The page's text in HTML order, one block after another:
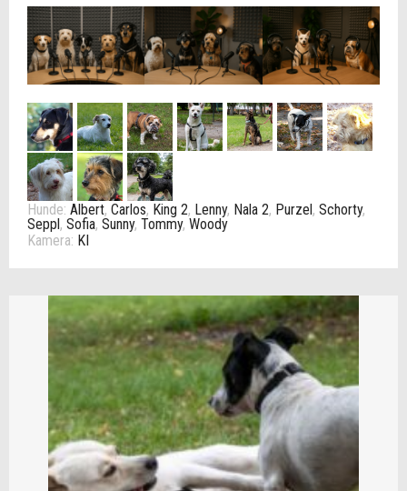
Hunde: Albert, Carlos, King 2, Lenny, Nala 2, Purzel , Schorty,
Seppl , Sofia, Sunny, Tommy, Woody
Kamera: KI